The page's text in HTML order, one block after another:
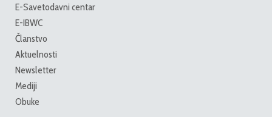
E-Savetodavni centar
E-IBWC
Članstvo
Aktuelnosti
Newsletter
Mediji
Obuke